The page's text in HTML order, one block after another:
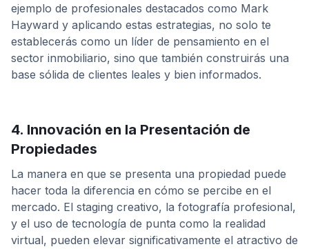
ejemplo de profesionales destacados como Mark
Hayward y aplicando estas estrategias, no solo te
establecerás como un líder de pensamiento en el
sector inmobiliario, sino que también construirás una
base sólida de clientes leales y bien informados.
4. Innovación en la Presentación de
Propiedades
La manera en que se presenta una propiedad puede
hacer toda la diferencia en cómo se percibe en el
mercado. El staging creativo, la fotografía profesional,
y el uso de tecnología de punta como la realidad
virtual, pueden elevar significativamente el atractivo de